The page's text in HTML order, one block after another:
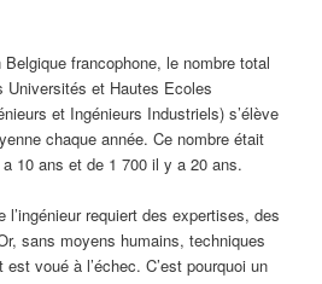
francophone, le nombre total
Universités et Hautes Ecoles
et Ingénieurs Industriels) s’élève
chaque année. Ce nombre était
10 ans et de 1 700 il y a 20 ans.
l’ingénieur requiert des expertises, des
sans moyens humains, techniques
voué à l’échec. C’est pourquoi un